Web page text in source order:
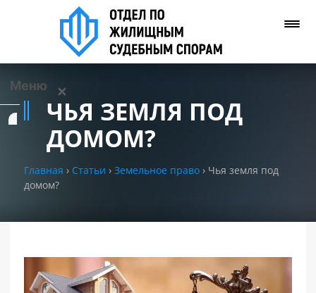
Меню ✕
О нас
(WhatsApp)
ЧЬЯ ЗЕМЛЯ ПОД
ДОМОМ?
Главная › Статьи › Земельное право › Чья земля под
домом?